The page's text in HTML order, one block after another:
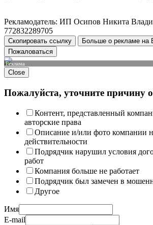
Рекламодатель: ИП Осипов Никита
772832289705
Скопировать ссылку
Больше о рекламе на
Пожаловаться
Реклама
Close
Пожалуйста, уточните причину
Контент, представленный
авторские права
Описание и/или фото компании
действительности
Подрядчик нарушил условия
работ
Компания больше не работает
Подрядчик был замечен в
Другое
Имя
E-mail